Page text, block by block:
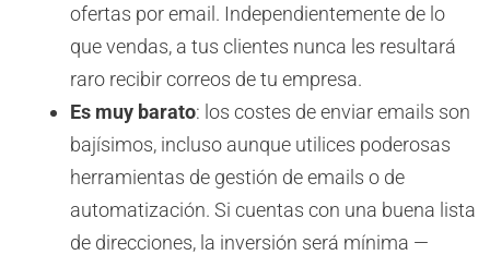
ofertas por email. Independientemente de lo
que vendas, a tus clientes nunca les resultará
raro recibir correos de tu empresa.
Es muy barato: los costes de enviar emails son
bajísimos, incluso aunque utilices poderosas
herramientas de gestión de emails o de
automatización. Si cuentas con una buena lista
de direcciones, la inversión será mínima —